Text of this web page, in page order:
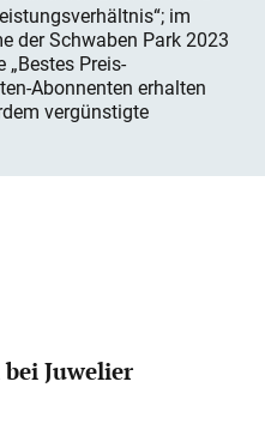
im
der Schwaben Park 2023
Preis-
Abonnenten erhalten
vergünstigte
Juwelier